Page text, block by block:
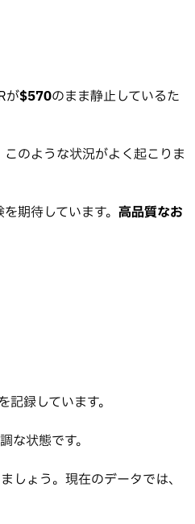
が$570のまま静止しているた
のような状況がよく起こりま
期待しています。 高品質なお
記録しています。
な状態です。
ょう。現在のデータでは、